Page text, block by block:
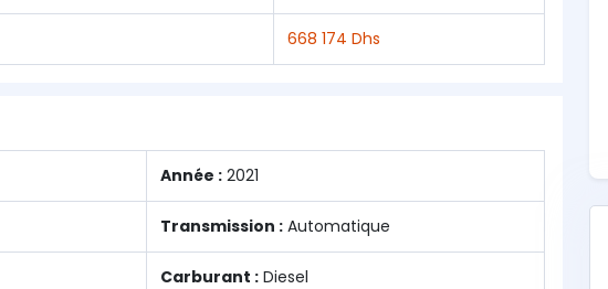
668 174 Dhs
Année : 2021
Transmission : Automatique
Carburant : Diesel